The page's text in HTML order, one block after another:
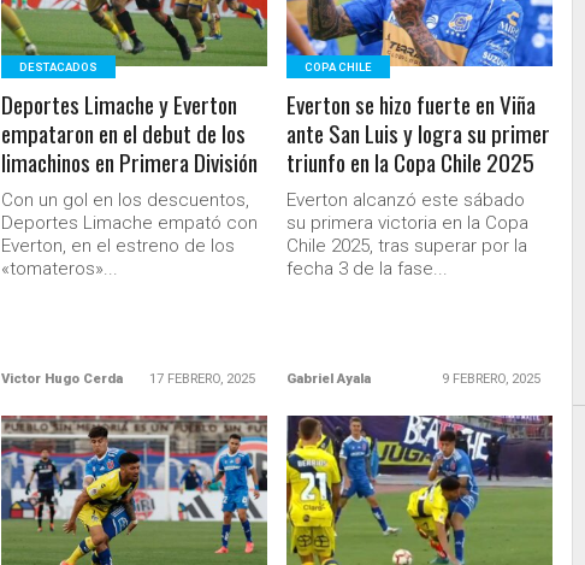
DESTACADOS
Deportes Limache y Everton
empataron en el debut de los
limachinos en Primera División
Con un gol en los descuentos,
Deportes Limache empató con
Everton, en el estreno de los
«tomateros»...
Victor Hugo Cerda 17 FEBRERO, 2025
COPA CHILE
Everton se hizo fuerte en Viña
ante San Luis y logra su primer
triunfo en la Copa Chile 2025
Everton alcanzó este sábado
su primera victoria en la Copa
Chile 2025, tras superar por la
fecha 3 de la fase...
Gabriel Ayala 9 FEBRERO, 2025
LEER MÁS LEER MÁS
Ministerio Secretaría General de Gobierno